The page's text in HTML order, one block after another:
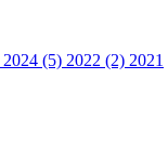
2024 (5) 2022 (2) 2021